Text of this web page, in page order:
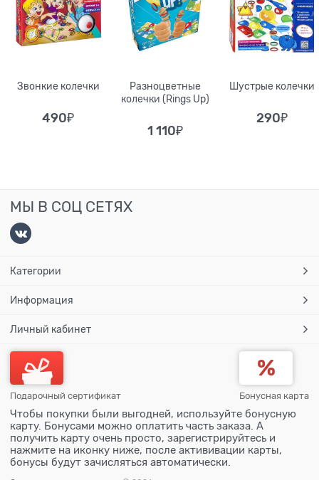
Звонкие колечки
490₽
Разноцветные
колечки (Rings Up)
1 110₽
Шустрые колечки
290₽
МЫ В СОЦ СЕТЯХ
Категории
Информация
Личный кабинет
Подарочный сертификат Бонусная карта
Чтобы покупки были выгодней, используйте бонусную
карту. Бонусами можно оплатить часть заказа. А
получить карту очень просто, зарегистрируйтесь и
нажмите на иконку ниже, после актививации карты,
бонусы будут зачисляться автоматически.